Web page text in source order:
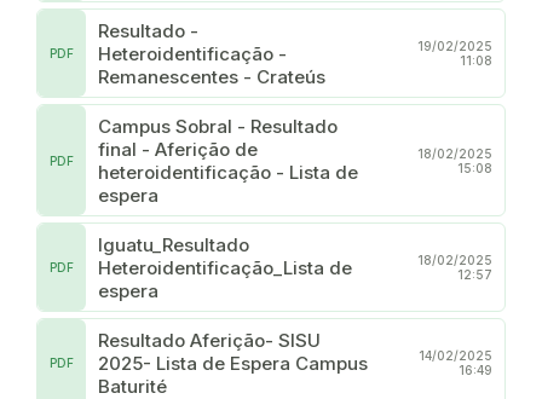
Resultado -
Heteroidentificação -
Remanescentes - Crateús
PDF
19/02/2025
11:08
Campus Sobral - Resultado
final - Aferição de
heteroidentificação - Lista de
espera
PDF
18/02/2025
15:08
Iguatu_Resultado
Heteroidentificação_Lista de
espera
PDF
18/02/2025
12:57
Resultado Aferição- SISU
2025- Lista de Espera Campus
Baturité
PDF
14/02/2025
16:49